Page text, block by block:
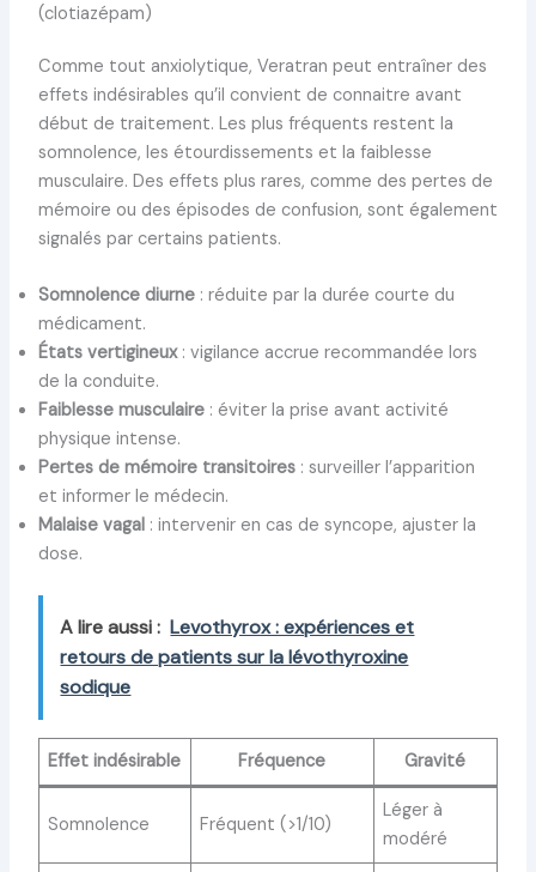
(clotiazépam)
Comme tout anxiolytique, Veratran peut entraîner des
effets indésirables qu’il convient de connaitre avant
début de traitement. Les plus fréquents restent la
somnolence, les étourdissements et la faiblesse
musculaire. Des effets plus rares, comme des pertes de
mémoire ou des épisodes de confusion, sont également
signalés par certains patients.
Somnolence diurne: réduite par la durée courte du
médicament.
États vertigineux: vigilance accrue recommandée lors
de la conduite.
Faiblesse musculaire: éviter la prise avant activité
physique intense.
Pertes de mémoire transitoires: surveiller l’apparition
et informer le médecin.
Malaise vagal: intervenir en cas de syncope, ajuster la
dose.
A lire aussi : Levothyrox : expériences et
retours de patients sur la lévothyroxine
sodique
Effet indésirable Fréquence Gravité
Somnolence Fréquent (>1/10)
Léger à
modéré